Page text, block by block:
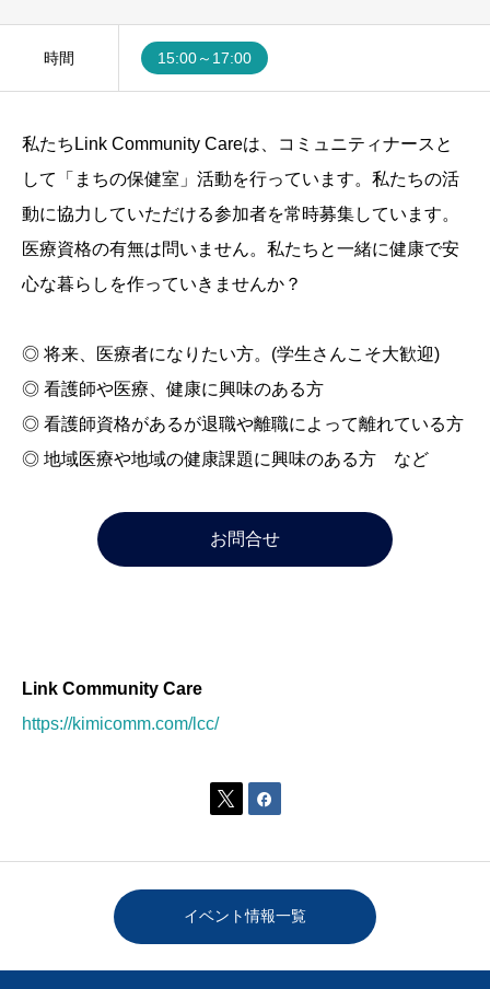
時間 15:00～17:00
私たちLink Community Careは、コミュニティナースと
して「まちの保健室」活動を行っています。私たちの活
動に協力していただける参加者を常時募集しています。
医療資格の有無は問いません。私たちと一緒に健康で安
心な暮らしを作っていきませんか？
◎ 将来、医療者になりたい方。(学生さんこそ大歓迎)
◎ 看護師や医療、健康に興味のある方
◎ 看護師資格があるが退職や離職によって離れている方
◎ 地域医療や地域の健康課題に興味のある方 など
お問合せ
Link Community Care
https://kimicomm.com/lcc/
 
イベント情報一覧